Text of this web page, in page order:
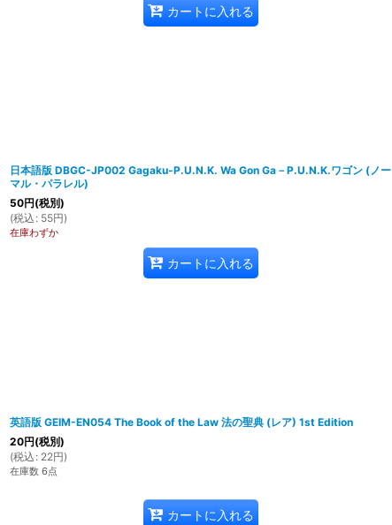
カートに入れる
日本語版 DBGC-JP002 Gagaku-P.U.N.K. Wa Gon Ga－P.U.N.K.ワゴン (ノー
マル・パラレル)
50円(税別)
(税込 : 55円)
在庫わずか
カートに入れる
英語版 GEIM-EN054 The Book of the Law 法の聖典 (レア) 1st Edition
20円(税別)
(税込 : 22円)
在庫数 6点
カートに入れる